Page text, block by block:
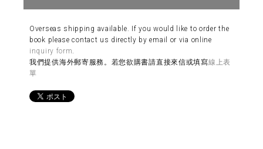
Overseas shipping available. If you would like to order the
book please contact us directly by email or via online
inquiry form.
我們提供海外郵寄服務。若您欲購書請直接來信或填寫線上表
單